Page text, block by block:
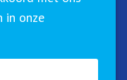
Dit
de geldende
in onze